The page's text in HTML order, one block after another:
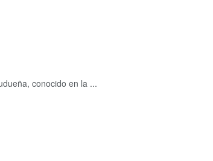
conocido en la ...